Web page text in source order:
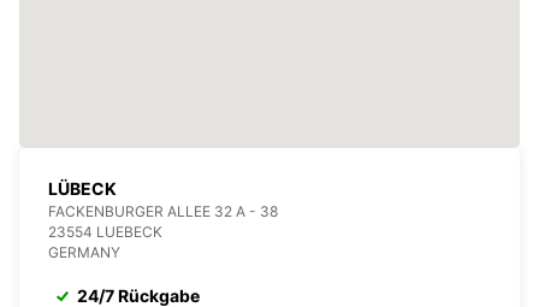
LÜBECK
FACKENBURGER ALLEE 32 A - 38
23554 LUEBECK
GERMANY
24/7 Rückgabe